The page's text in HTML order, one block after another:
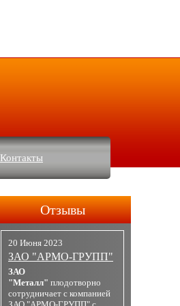
Контакты
Отзывы
20 Июня 2023
ЗАО "АРМО-ГРУПП"
ЗАО
"Металл" плодотворно
сотрудничает с компанией